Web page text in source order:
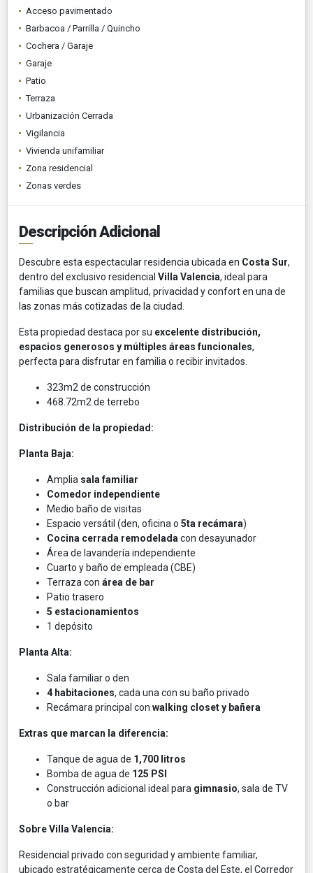
Acceso pavimentado
Barbacoa / Parrilla / Quincho
Cochera / Garaje
Garaje
Patio
Terraza
Urbanización Cerrada
Vigilancia
Vivienda unifamiliar
Zona residencial
Zonas verdes
Descripción Adicional
Descubre esta espectacular residencia ubicada en Costa Sur,
dentro del exclusivo residencial Villa Valencia, ideal para
familias que buscan amplitud, privacidad y confort en una de
las zonas más cotizadas de la ciudad.
Esta propiedad destaca por su excelente distribución,
espacios generosos y múltiples áreas funcionales,
perfecta para disfrutar en familia o recibir invitados.
323m2 de construcción
468.72m2 de terrebo
Distribución de la propiedad:
Planta Baja:
Amplia sala familiar
Comedor independiente
Medio baño de visitas
Espacio versátil (den, oficina o 5ta recámara)
Cocina cerrada remodelada con desayunador
Área de lavandería independiente
Cuarto y baño de empleada (CBE)
Terraza con área de bar
Patio trasero
5 estacionamientos
1 depósito
Planta Alta:
Sala familiar o den
4 habitaciones, cada una con su baño privado
Recámara principal con walking closet y bañera
Extras que marcan la diferencia:
Tanque de agua de 1,700 litros
Bomba de agua de 125 PSI
Construcción adicional ideal para gimnasio, sala de TV
o bar
Sobre Villa Valencia:
Residencial privado con seguridad y ambiente familiar,
ubicado estratégicamente cerca de Costa del Este, el Corredor